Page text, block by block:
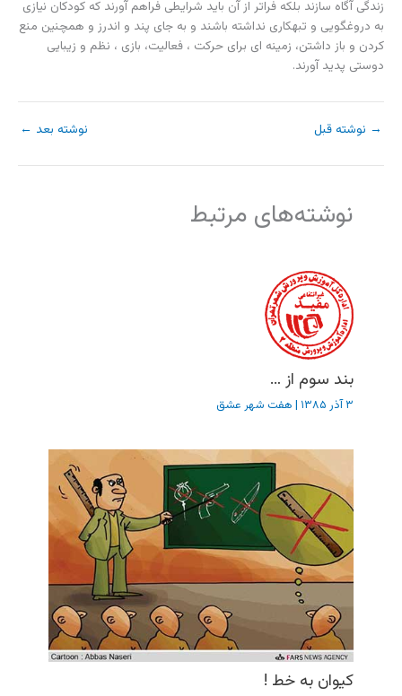
زندگی آگاه سازند بلکه فراتر از آن باید شرایطی فراهم آورند که کودکان نیازی
به دروغگویی و تبهکاری نداشته باشند و به جای پند و اندرز و همچنین منع
کردن و باز داشتن، زمینه ای برای حرکت ، فعالیت، بازی ، نظم و زیبایی
دوستی پدید آورند.
→ نوشته قبل نوشته بعد ←
نوشته‌های مرتبط
بند سوم از …
۳ آذر ۱۳۸۵ | هفت شهر عشق
کیوان به خط !